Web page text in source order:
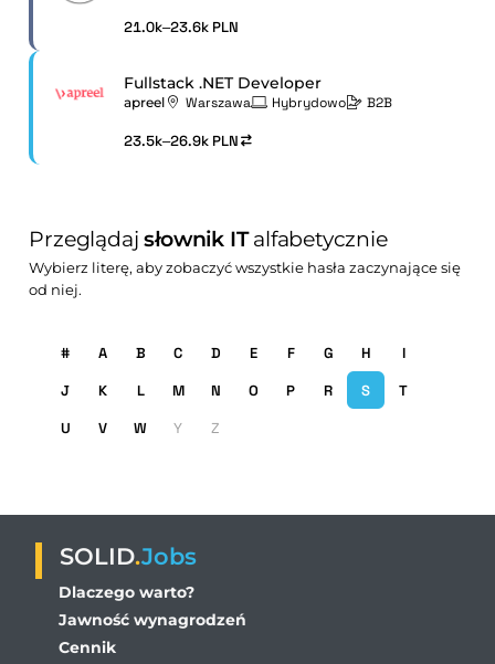
21.0k–23.6k PLN
Fullstack .NET Developer
apreel Warszawa Hybrydowo B2B
23.5k–26.9k PLN
Przeglądajsłownik ITalfabetycznie
Wybierz literę, aby zobaczyć wszystkie hasła zaczynające się
od niej.
# A B C D E F G H
I
J
K L M N O P R S
T
U
V W Y Z
SOLID.Jobs
Dlaczego warto?
Jawność wynagrodzeń
Cennik